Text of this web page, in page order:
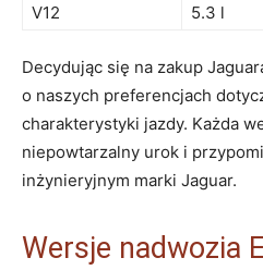
V12 5.3 ⁢l
Decydując się ⁤na​ zakup
o naszych⁤ preferencjach‌
charakterystyki jazdy. ​Każda
⁣niepowtarzalny​ urok i
⁣inżynieryjnym​ marki‌ Jaguar.
Wersje⁢ nadwozia‌